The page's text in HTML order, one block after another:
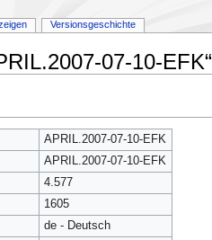
07-10-EFK“
APRIL.2007-07-10-EFK
APRIL.2007-07-10-EFK
4.577
1605
de - Deutsch
Versionsgeschichte